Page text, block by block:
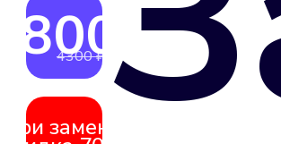
3800 ₽
4300 ₽
При замене